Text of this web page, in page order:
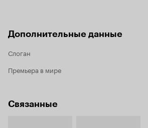
Дополнительные данные
Слоган
Премьера в мире
Связанные